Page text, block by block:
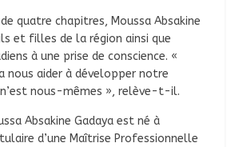
quatre chapitres, Moussa Absakine
et filles de la région ainsi que
à une prise de conscience. «
nous aider à développer notre
nous-mêmes », relève-t-il.
Absakine Gadaya est né à
d’une Maîtrise Professionnelle